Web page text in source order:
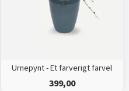
Urnepynt - Et farverigt farvel
399,00